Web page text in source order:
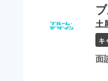
土
キ
面